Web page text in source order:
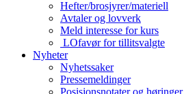
Hefter/brosjyrer/materiell
Avtaler og lovverk
Meld interesse for kurs
LOfavør for tillitsvalgte
Nyheter
Nyhetssaker
Pressemeldinger
Posisjonsnotater og høringer